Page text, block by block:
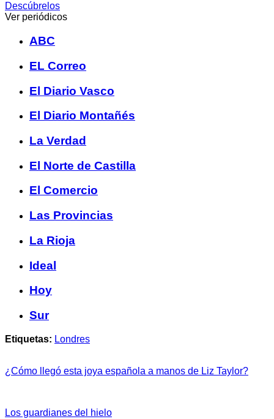
Descúbrelos
Ver periódicos
ABC
EL Correo
El Diario Vasco
El Diario Montañés
La Verdad
El Norte de Castilla
El Comercio
Las Provincias
La Rioja
Ideal
Hoy
Sur
Etiquetas: Londres
¿Cómo llegó esta joya española a manos de Liz Taylor?
Los guardianes del hielo